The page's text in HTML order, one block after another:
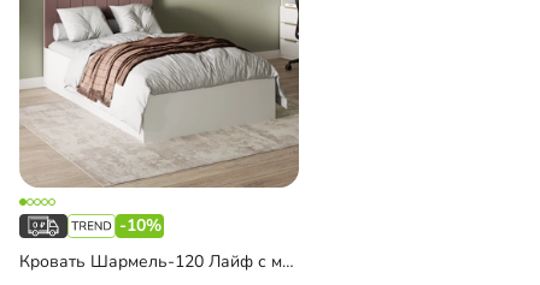
-10%
Кровать Шармель-120 Лайф с мягким изголовьем